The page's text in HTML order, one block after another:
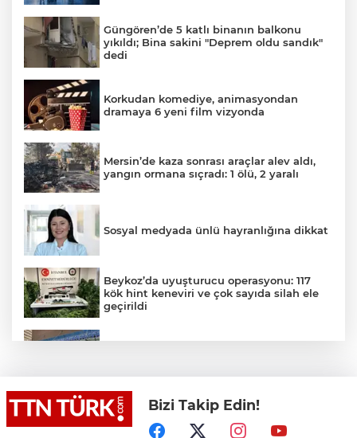
Güngören’de 5 katlı binanın balkonu
yıkıldı; Bina sakini "Deprem oldu sandık"
dedi
Korkudan komediye, animasyondan
dramaya 6 yeni film vizyonda
Mersin’de kaza sonrası araçlar alev aldı,
yangın ormana sıçradı: 1 ölü, 2 yaralı
Sosyal medyada ünlü hayranlığına dikkat
Beykoz’da uyuşturucu operasyonu: 117
kök hint keneviri ve çok sayıda silah ele
geçirildi
Denize girmeyin uyarısına aldırış
etmeyen 14 yaşındaki çocuk dalgalara
kapılarak kayboldu
Bizi Takip Edin!